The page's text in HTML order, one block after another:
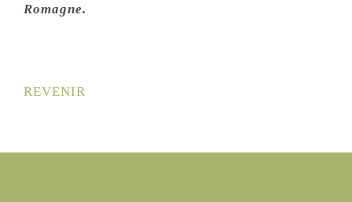
Romagne.
REVENIR